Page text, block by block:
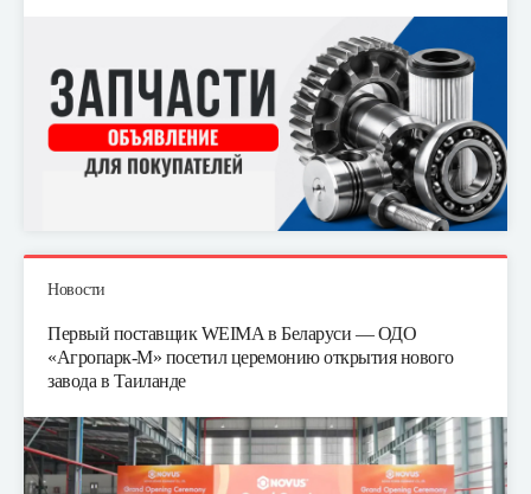
Новости
Первый поставщик WEIMA в Беларуси — ОДО
«Агропарк-М» посетил церемонию открытия нового
завода в Таиланде